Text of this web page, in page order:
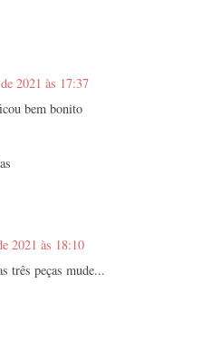
2021 às 17:37
bem bonito
2021 às 18:10
três peças mude...